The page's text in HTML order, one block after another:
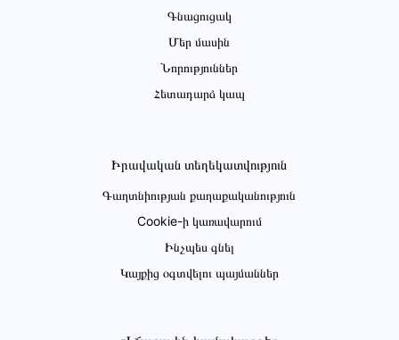
Գնացուցակ
Մեր մասին
Նորություններ
Հետադարձ կապ
Իրավական տեղեկատվություն
Գաղտնիության քաղաքականություն
Cookie-ի կառավարում
Ինչպես գնել
Կայքից օգտվելու պայմաններ